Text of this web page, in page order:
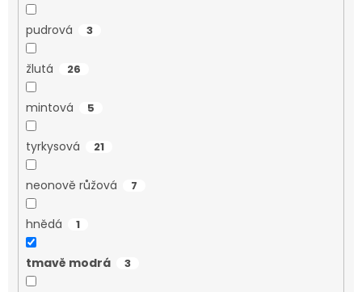
pudrová 3
žlutá 26
mintová 5
tyrkysová 21
neonově růžová 7
hnědá 1
tmavě modrá 3